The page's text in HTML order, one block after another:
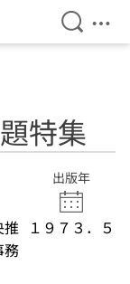
検索を
メ
特集
推
務
出版年
１９７３．５